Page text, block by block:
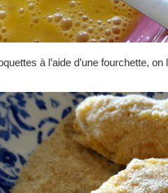
à l’aide d’une fourchette,